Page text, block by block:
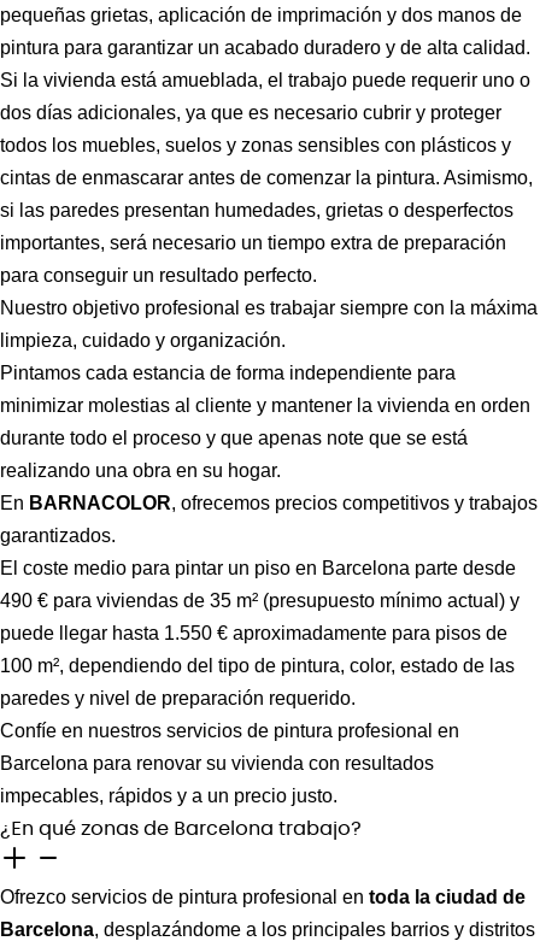
pequeñas grietas, aplicación de imprimación y dos manos de
pintura para garantizar un acabado duradero y de alta calidad.
Si la vivienda está amueblada, el trabajo puede requerir uno o
dos días adicionales, ya que es necesario cubrir y proteger
todos los muebles, suelos y zonas sensibles con plásticos y
cintas de enmascarar antes de comenzar la pintura. Asimismo,
si las paredes presentan humedades, grietas o desperfectos
importantes, será necesario un tiempo extra de preparación
para conseguir un resultado perfecto.
Nuestro objetivo profesional es trabajar siempre con la máxima
limpieza, cuidado y organización.
Pintamos cada estancia de forma independiente para
minimizar molestias al cliente y mantener la vivienda en orden
durante todo el proceso y que apenas note que se está
realizando una obra en su hogar.
En BARNACOLOR, ofrecemos precios competitivos y trabajos
garantizados.
El coste medio para pintar un piso en Barcelona parte desde
490 € para viviendas de 35 m² (presupuesto mínimo actual) y
puede llegar hasta 1.550 € aproximadamente para pisos de
100 m², dependiendo del tipo de pintura, color, estado de las
paredes y nivel de preparación requerido.
Confíe en nuestros servicios de pintura profesional en
Barcelona para renovar su vivienda con resultados
impecables, rápidos y a un precio justo.
¿En qué zonas de Barcelona trabajo?
Ofrezco servicios de pintura profesional en toda la ciudad de
Barcelona, desplazándome a los principales barrios y distritos